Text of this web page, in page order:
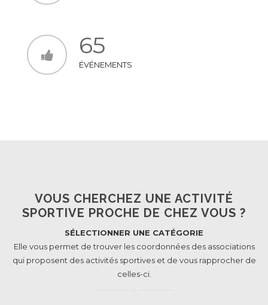
65
ÉVÉNEMENTS
VOUS CHERCHEZ UNE ACTIVITÉ
SPORTIVE PROCHE DE CHEZ VOUS ?
SÉLECTIONNER UNE CATÉGORIE
Elle vous permet de trouver les coordonnées des associations
qui proposent des activités sportives et de vous rapprocher de
celles-ci.